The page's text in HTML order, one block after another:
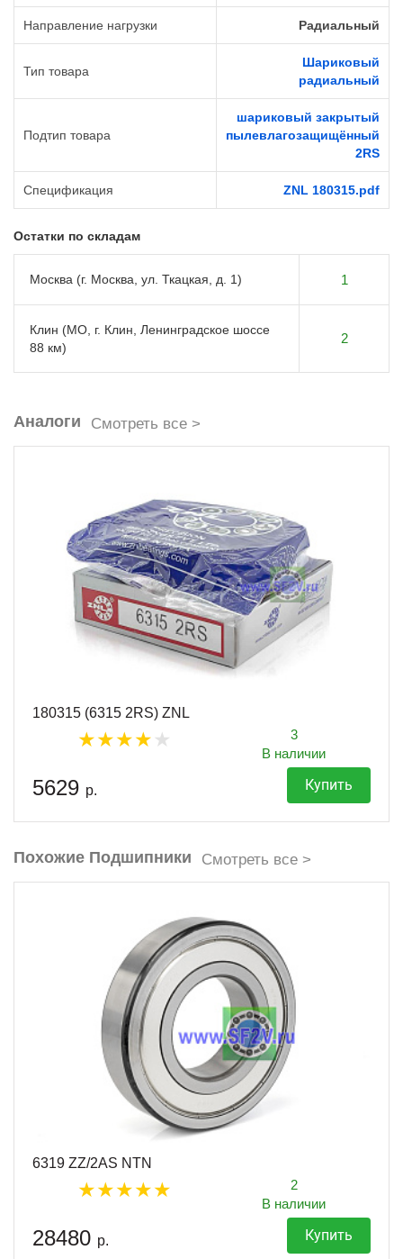
Направление нагрузки Радиальный
Тип товара
Шариковый
радиальный
Подтип товара
шариковый закрытый
пылевлагозащищённый
2RS
Спецификация ZNL 180315.pdf
Остатки по складам
Москва (г. Москва, ул. Ткацкая, д. 1) 1
Клин (МО, г. Клин, Ленинградское шоссе
88 км)
2
Аналоги Смотреть все >
180315 (6315 2RS) ZNL
3
В наличии
5629 р. Купить
Похожие Подшипники Смотреть все >
6319 ZZ/2AS NTN
2
В наличии
28480 р. Купить